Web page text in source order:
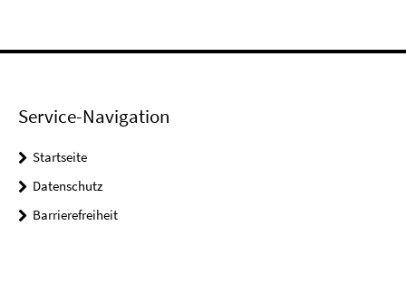
Service-Navigation
Startseite
Datenschutz
Barrierefreiheit